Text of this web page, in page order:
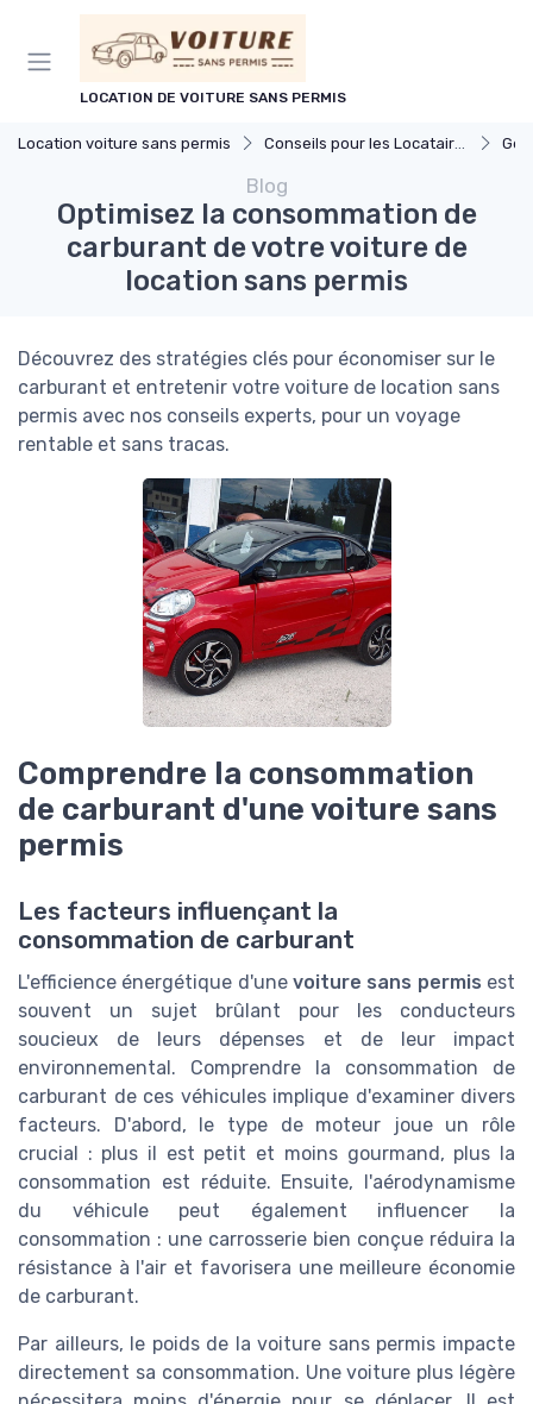
LOCATION DE VOITURE SANS PERMIS
Location voiture sans permis Conseils pour les Locataires
Blog
Optimisez la consommation de
carburant de votre voiture de
location sans permis
Découvrez des stratégies clés pour économiser sur le
carburant et entretenir votre voiture de location sans
permis avec nos conseils experts, pour un voyage
rentable et sans tracas.
Comprendre la consommation
de carburant d'une voiture sans
permis
Les facteurs influençant la
consommation de carburant
L'efficience énergétique d'une voiture sans permis est
souvent un sujet brûlant pour les conducteurs
soucieux de leurs dépenses et de leur impact
environnemental. Comprendre la consommation de
carburant de ces véhicules implique d'examiner divers
facteurs. D'abord, le type de moteur joue un rôle
crucial : plus il est petit et moins gourmand, plus la
consommation est réduite. Ensuite, l'aérodynamisme
du véhicule peut également influencer la
consommation : une carrosserie bien conçue réduira la
résistance à l'air et favorisera une meilleure économie
de carburant.
Par ailleurs, le poids de la voiture sans permis impacte
directement sa consommation. Une voiture plus légère